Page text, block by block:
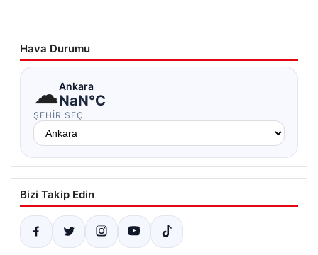
Hava Durumu
☁Ankara
NaN°C
ŞEHIR SEÇ
Bizi Takip Edin